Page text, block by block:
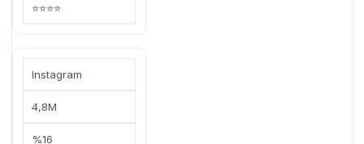
⭐⭐⭐⭐
Instagram
4,8M
%16